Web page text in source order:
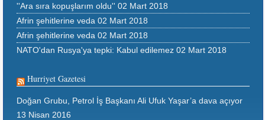
''Ara sıra kopuşlarım oldu'' 02 Mart 2018
Afrin şehitlerine veda 02 Mart 2018
Afrin şehitlerine veda 02 Mart 2018
NATO'dan Rusya'ya tepki: Kabul edilemez 02 Mart 2018
Hurriyet Gazetesi
Doğan Grubu, Petrol İş Başkanı Ali Ufuk Yaşar’a dava açıyor
13 Nisan 2016